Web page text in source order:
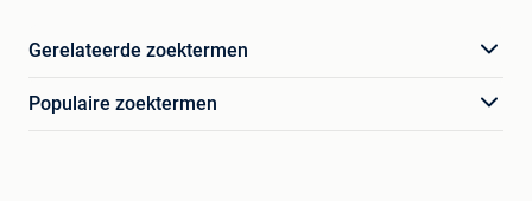
Gerelateerde zoektermen
Populaire zoektermen